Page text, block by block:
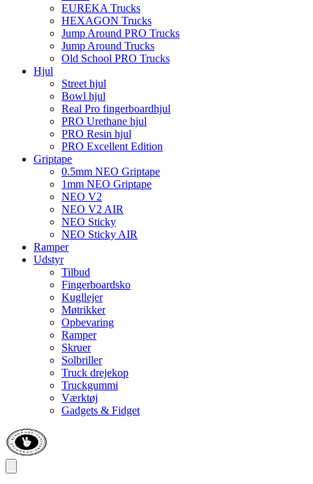
EUREKA Trucks
HEXAGON Trucks
Jump Around PRO Trucks
Jump Around Trucks
Old School PRO Trucks
Hjul
Street hjul
Bowl hjul
Real Pro fingerboardhjul
PRO Urethane hjul
PRO Resin hjul
PRO Excellent Edition
Griptape
0.5mm NEO Griptape
1mm NEO Griptape
NEO V2
NEO V2 AIR
NEO Sticky
NEO Sticky AIR
Ramper
Udstyr
Tilbud
Fingerboardsko
Kugllejer
Møtrikker
Opbevaring
Ramper
Skruer
Solbriller
Truck drejekop
Truckgummi
Værktøj
Gadgets & Fidget